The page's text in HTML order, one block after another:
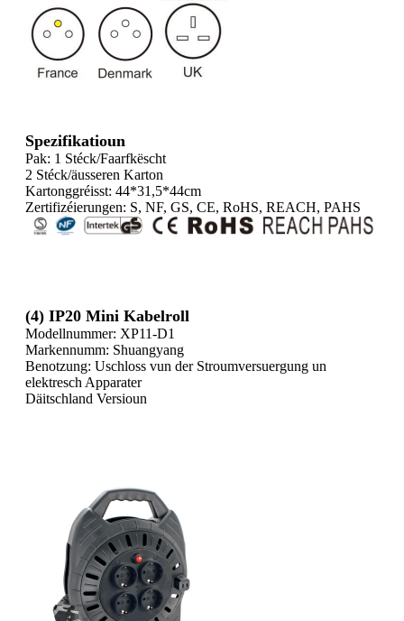
Spezifikatioun
Pak: 1 Stéck/Faarfkëscht
2 Stéck/äusseren Karton
Kartonggréisst: 44*31,5*44cm
Zertifizéierungen: S, NF, GS, CE, RoHS, REACH, PAHS
(4) IP20 Mini Kabelroll
Modellnummer: XP11-D1
Markennumm: Shuangyang
Benotzung: Uschloss vun der Stroumversuergung un
elektresch Apparater
Däitschland Versioun